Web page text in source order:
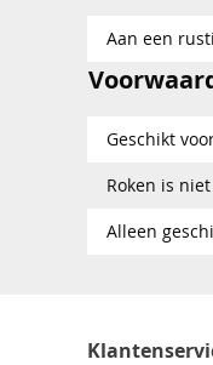
Aan een
Geschikt
Roken is
Alleen